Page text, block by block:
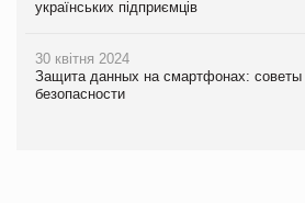
українських підприємців
30 квітня 2024
Защита данных на смартфонах:
безопасности